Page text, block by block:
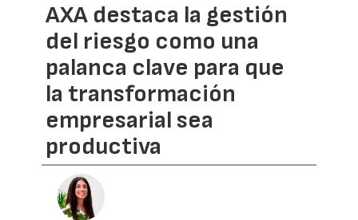
AXA destaca la gestión
del riesgo como una
palanca clave para que
la transformación
empresarial sea
productiva